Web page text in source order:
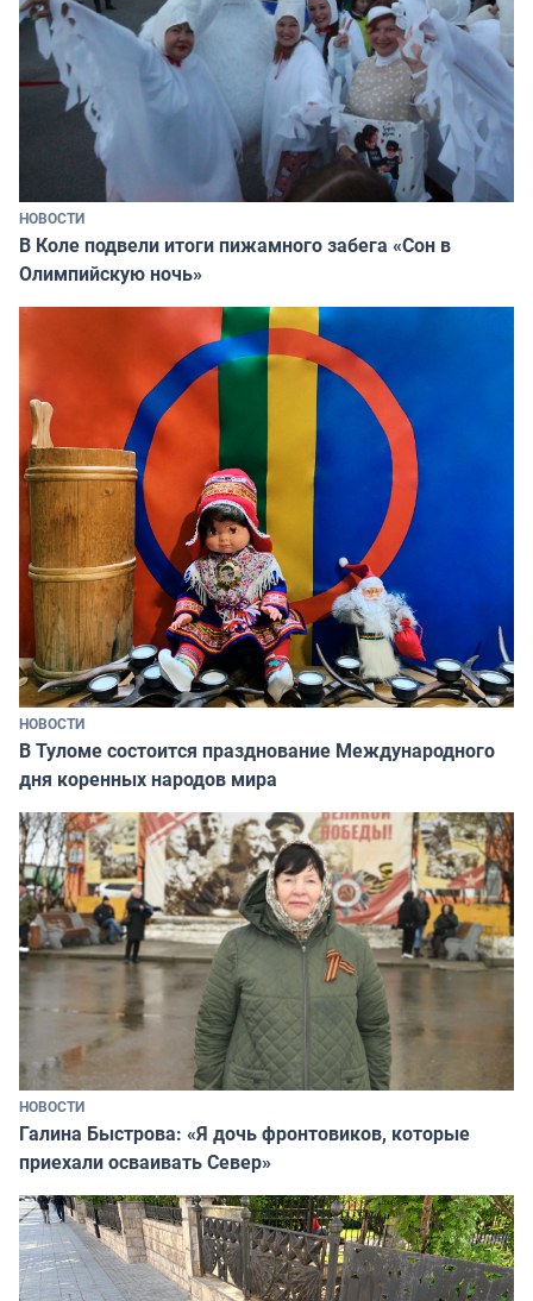
НОВОСТИ
В Коле подвели итоги пижамного забега «Сон в
Олимпийскую ночь»
НОВОСТИ
В Туломе состоится празднование Международного
дня коренных народов мира
НОВОСТИ
Галина Быстрова: «Я дочь фронтовиков, которые
приехали осваивать Север»